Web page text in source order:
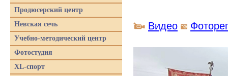
Видео
Продюсерский центр
Невская сечь
Учебно-методический центр
Фотостудия
XL-спорт